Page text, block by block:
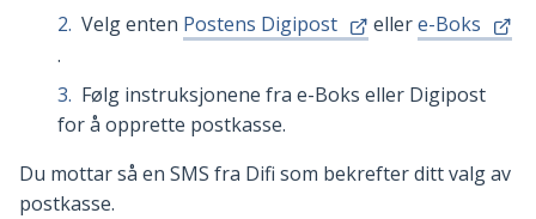
Velg enten Postens Digipost ellere-Boks
.
Følg instruksjonene fra e-Boks eller Digipost
for å opprette postkasse.
Du mottar så en SMS fra Difi som bekrefter ditt valg av
postkasse.